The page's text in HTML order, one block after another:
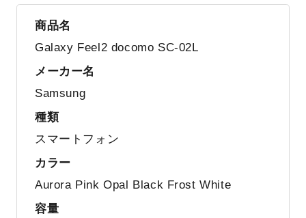
商品名
Galaxy Feel2 docomo SC-02L
メーカー名
Samsung
種類
スマートフォン
カラー
Aurora Pink Opal Black Frost White
容量